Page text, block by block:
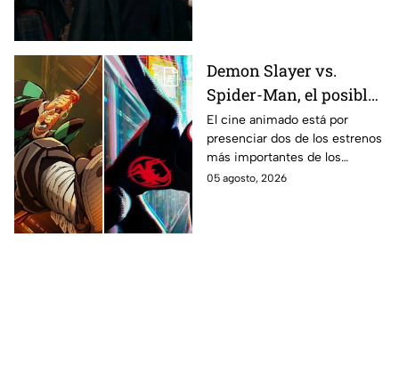
Demon Slayer vs.
Spider-Man, el posible
gran enfrentamiento
en taquilla del 2027
El cine animado está por
presenciar dos de los estrenos
más importantes de los
últimos años.
05 agosto, 2026